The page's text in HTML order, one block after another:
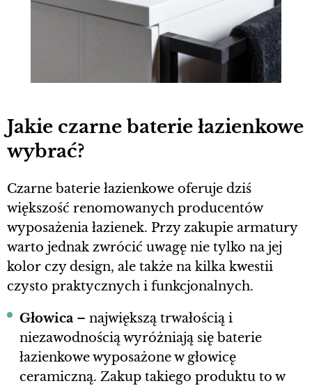
​Jakie czarne baterie łazienkowe
wybrać?
Czarne baterie łazienkowe oferuje dziś
większość renomowanych producentów
wyposażenia łazienek. Przy zakupie armatury
warto jednak zwrócić uwagę nie tylko na jej
kolor czy design, ale także na kilka kwestii
czysto praktycznych i funkcjonalnych.
Głowica – największą trwałością i
niezawodnością wyróżniają się baterie
łazienkowe wyposażone w głowicę
ceramiczną. Zakup takiego produktu to w